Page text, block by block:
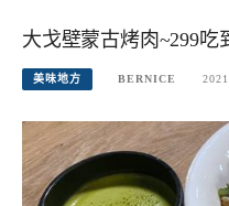
大戈壁蒙古烤肉~299
美味地方 BERNICE